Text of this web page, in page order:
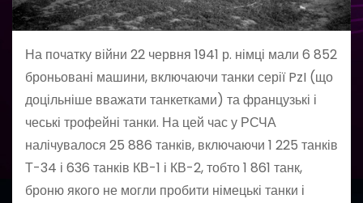
На початку війни 22 червня 1941 р. німці мали 6 852
броньовані машини, включаючи танки серії PzI (що
доцільніше вважати танкетками) та французькі і
чеські трофейні танки. На цей час у РСЧА
налічувалося 25 886 танків, включаючи 1 225 танків
Т-34 і 636 танків КВ-1 і КВ-2, тобто 1 861 танк,
броню якого не могли пробити німецькі танки і